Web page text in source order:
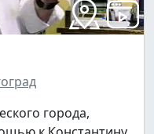
города,